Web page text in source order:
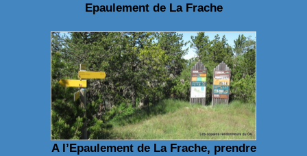
Epaulement de La Frache
A l’Epaulement de La Frache, prendre